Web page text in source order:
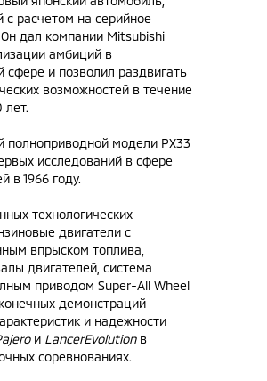
с расчетом на серийное
Он дал компании Mitsubishi
амбиций в
сфере и позволил раздвигать
возможностей в течение
лет.
полноприводной модели PX33
исследований в сфере
в 1966 году.
технологических
двигатели с
впрыском топлива,
двигателей, система
приводом Super-All Wheel
демонстраций
и надежности
и LancerEvolutionв
соревнованиях.